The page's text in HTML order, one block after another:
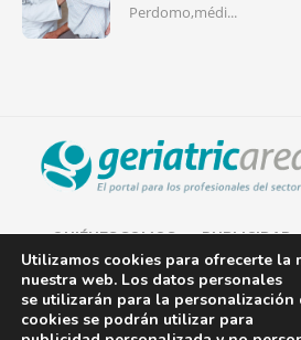
Perdomo,médi...
QUIÉNES SOMOS PUBLICIDAD
AVISO LEGAL
POLÍTICA DE COOKIES
Utilizamos cookies para ofrecerte la
nuestra web. Los datos personales
se utilizarán para la personalización
cookies se podrán utilizar para